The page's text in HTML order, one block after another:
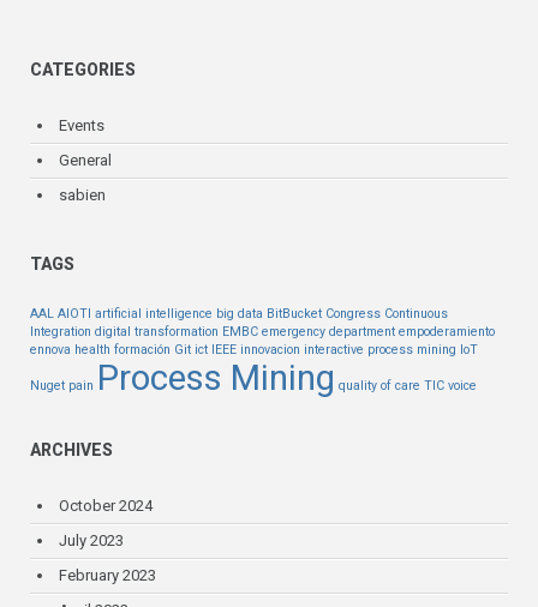
CATEGORIES
Events
General
sabien
TAGS
AAL AIOTI artificial intelligence big data BitBucket Congress Continuous
Integration digital transformation EMBC emergency department empoderamiento
ennova health formación Git ict IEEE innovacion interactive process mining IoT
Nuget pain Process Mining quality of care TIC voice
ARCHIVES
October 2024
July 2023
February 2023